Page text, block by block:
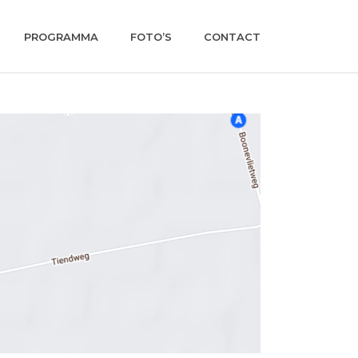
PROGRAMMA FOTO’S CONTACT